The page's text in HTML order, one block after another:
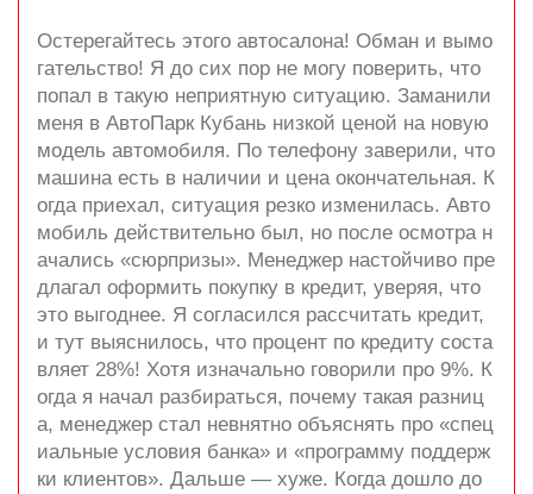
Остерегайтесь этого автосалона! Обман и вымо
гательство! Я до сих пор не могу поверить, что
попал в такую неприятную ситуацию. Заманили
меня в АвтоПарк Кубань низкой ценой на новую
модель автомобиля. По телефону заверили, что
машина есть в наличии и цена окончательная. К
огда приехал, ситуация резко изменилась. Авто
мобиль действительно был, но после осмотра н
ачались «сюрпризы». Менеджер настойчиво пре
длагал оформить покупку в кредит, уверяя, что
это выгоднее. Я согласился рассчитать кредит,
и тут выяснилось, что процент по кредиту соста
вляет 28%! Хотя изначально говорили про 9%. К
огда я начал разбираться, почему такая разниц
а, менеджер стал невнятно объяснять про «спец
иальные условия банка» и «программу поддерж
ки клиентов». Дальше — хуже. Когда дошло до